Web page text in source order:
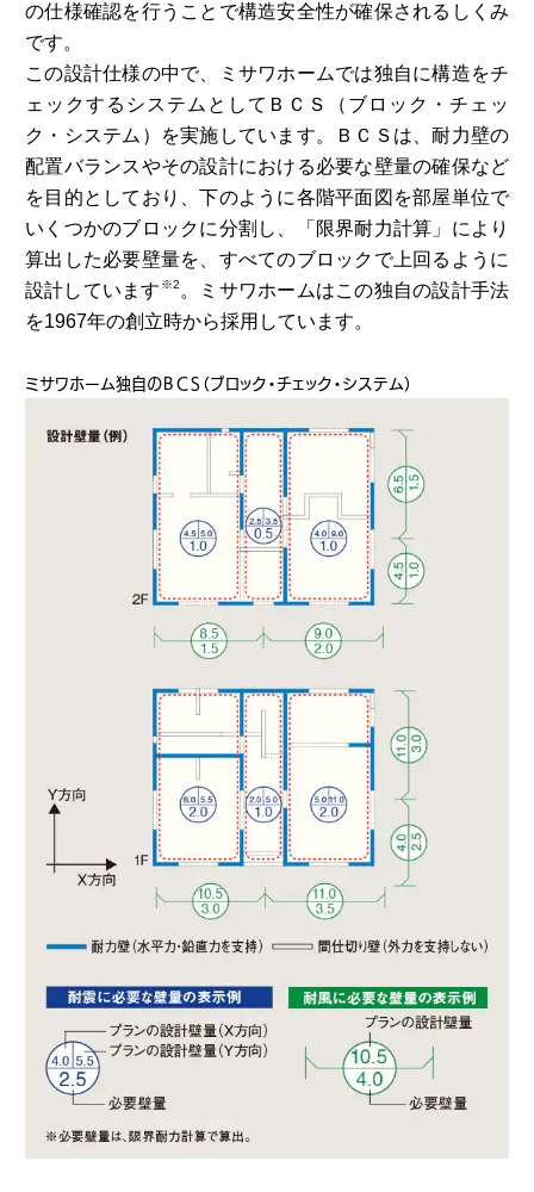
の仕様確認を行うことで構造安全性が確保されるしくみ
です。
この設計仕様の中で、ミサワホームでは独自に構造をチ
ェックするシステムとしてＢＣＳ（ブロック・チェッ
ク・システム）を実施しています。ＢＣＳは、耐力壁の
配置バランスやその設計における必要な壁量の確保など
を目的としており、下のように各階平面図を部屋単位で
いくつかのブロックに分割し、「限界耐力計算」により
算出した必要壁量を、すべてのブロックで上回るように
設計しています ※2 。ミサワホームはこの独自の設計手法
を1967年の創立時から採用しています。
ミサワホーム独自のＢＣＳ（ブロック・チェック・システム）